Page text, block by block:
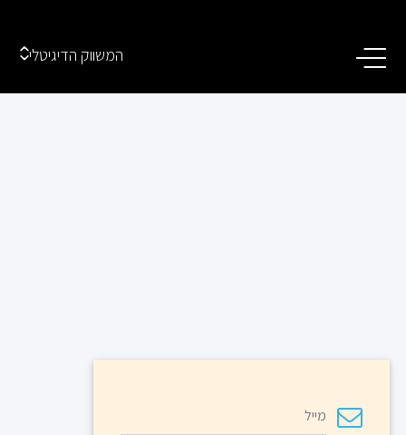
המשווק הדיגיטלי